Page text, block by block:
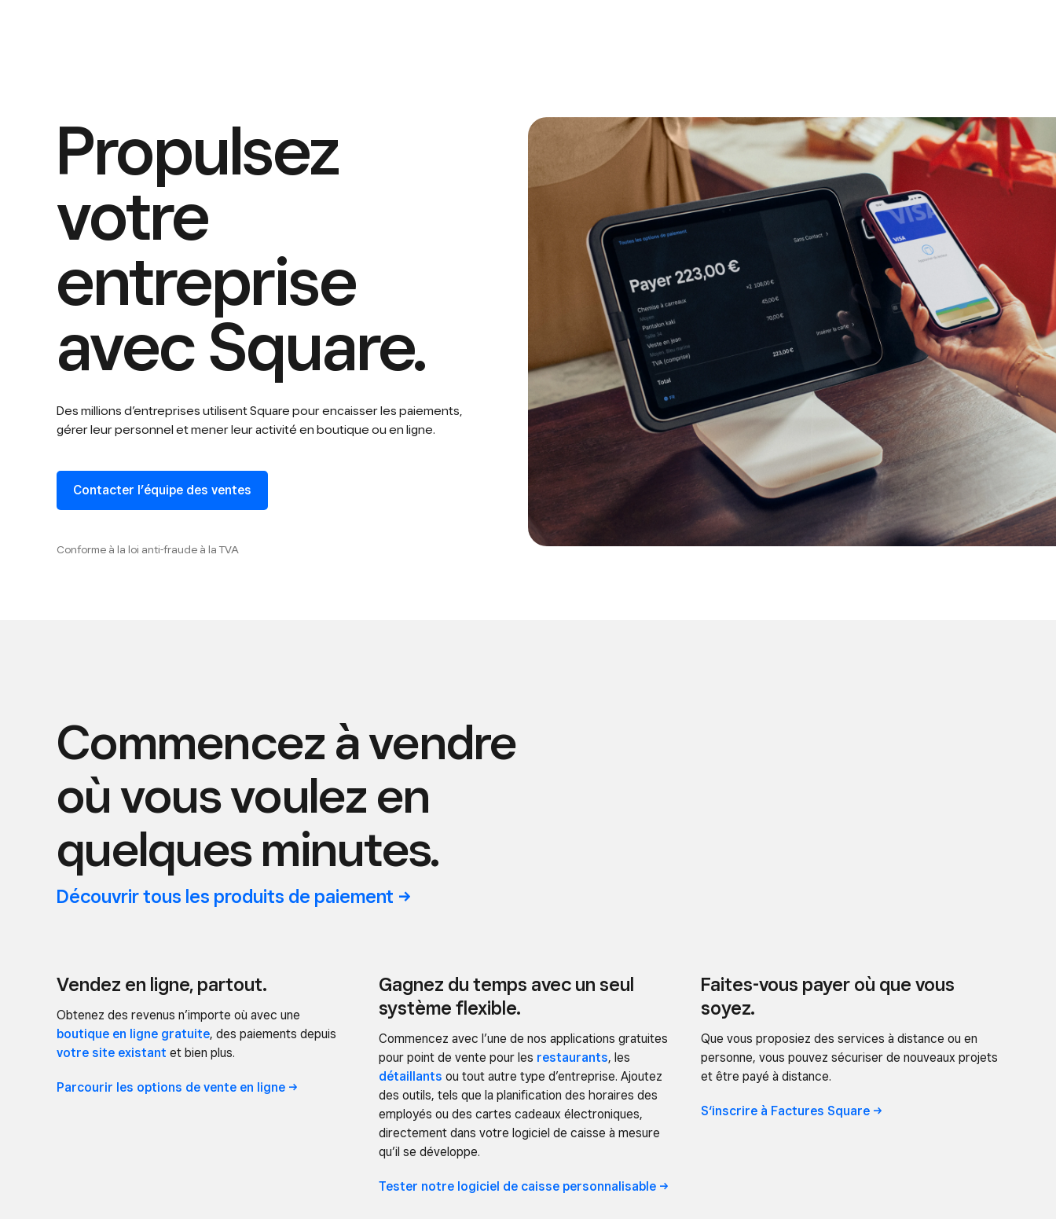
Propulsez
votre
entreprise
avec Square.
Des millions d’entreprises utilisent Square pour encaisser les paiements,
gérer leur personnel et mener leur activité en boutique ou en ligne.
Contacter l’équipe des ventes
Conforme à la loi anti-fraude à la TVA
Commencez à vendre
où vous voulez en
quelques minutes.
Découvrir tous les produits de paiement
Vendez en ligne, partout.
Obtenez des revenus n’importe où avec une
boutique en ligne gratuite, des paiements depuis
votre site existant et bien plus.
Parcourir les options de vente en ligne
Gagnez du temps avec un seul
système flexible.
Commencez avec l’une de nos applications gratuites
pour point de vente pour les restaurants, les
détaillants ou tout autre type d’entreprise. Ajoutez
des outils, tels que la planification des horaires des
employés ou des cartes cadeaux électroniques,
directement dans votre logiciel de caisse à mesure
qu’il se développe.
Tester notre logiciel de caisse personnalisable
Faites-vous payer où que vous
soyez.
Que vous proposiez des services à distance ou en
personne, vous pouvez sécuriser de nouveaux projets
et être payé à distance.
S‘inscrire à Factures Square